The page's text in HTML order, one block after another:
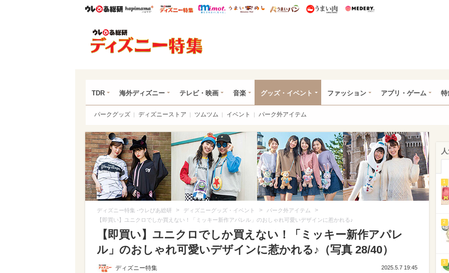
ウレぴあ総研ハピママ* ウレぴあ総研 ディズニー特集
mimot. うまいめし うまいパン うまい肉
TDR 海外ディズニー テレビ・映画 音楽 グッズ・イベント ファッション アプリ・ゲーム 特
パークグッズ ディズニーストア ツムツム イベント パーク外アイテム
ディズニー特集 -ウレぴあ総研 > ディズニーグッズ・イベント > パーク外アイテム >
【即買い】ユニクロでしか買えない！「ミッキー新作アパレル」のおしゃれ可愛いデザインに惹かれる♪
【即買い】ユニクロでしか買えない！「ミッキー新作アパレ
ル」のおしゃれ可愛いデザインに惹かれる♪（写真 28/40）
ディズニー特集 2025.5.7 19:45
1
2
3